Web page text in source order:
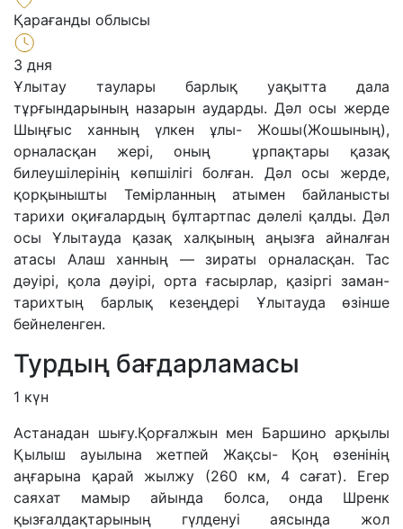
Қарағанды облысы
3 дня
Ұлытау таулары барлық уақытта дала
тұрғындарының назарын аударды. Дәл осы жерде
Шыңғыс ханның үлкен ұлы- Жошы(Жошының),
орналасқан жері, оның ұрпақтары қазақ
билеушілерінің көпшілігі болған. Дәл осы жерде,
қорқынышты Темірланның атымен байланысты
тарихи оқиғалардың бұлтартпас дәлелі қалды. Дәл
осы Ұлытауда қазақ халқының аңызға айналған
атасы Алаш ханның — зираты орналасқан. Тас
дәуірі, қола дәуірі, орта ғасырлар, қазіргі заман-
тарихтың барлық кезеңдері Ұлытауда өзінше
бейнеленген.
Турдың бағдарламасы
1 күн
Астанадан шығу.Қорғалжын мен Баршино арқылы
Қылыш ауылына жетпей Жақсы- Қоң өзенінің
аңғарына қарай жылжу (260 км, 4 сағат). Егер
саяхат мамыр айында болса, онда Шренк
қызғалдақтарының гүлденуі аясында жол